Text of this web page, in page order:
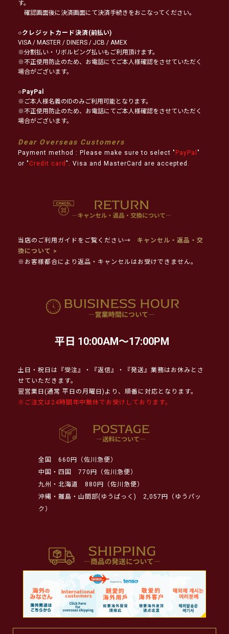
す。
確認画面後に決済画面にて決済手続きをおこなってください。
○クレジットカード決済(前払い)
VISA / MASTER / DINERS / JCB / AMEX
※分割払い・リボルビング払いもご利用頂けます。
※不正使用防止のため、お電話にてご本人様確認をさせていただく
場合がございます。
○PayPal
※ご本人様名義のIDのみご利用可能となります。
※不正使用防止のため、お電話にてご本人様確認をさせていただく
場合がございます。
Dear Overseas Customers
Payment method : Please make sure to select " PayPal "
or " Credit card ". Visa and MasterCard are accepted.
当店のご利用ガイドをご覧ください→
キャンセル・返品・交
換について >
※お客様都合により返品・キャンセルはお受けできません。
平日 10:00AM～17:00PM
土日・祝日は『受注』・『返信』・『発送』業務はお休みとさ
せていただきます。
翌営業日(通常 平日の月曜日)より、順番に対応となります。
※ご注文は24時間年中無休でお受けしております。
全国
660円（佐川急便）
中国・四国
770円（佐川急便）
九州・北海道
880円（佐川急便）
沖縄・離島・山間部(ゆうぱっく)
2,057円（ゆうパッ
ク）